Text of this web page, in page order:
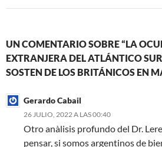
UN COMENTARIO SOBRE “LA
EXTRANJERA DEL ATLÁNTICO
SOSTEN DE LOS BRITÁNICOS EN
Gerardo Cabail
26 JULIO, 2022 A LAS 00:40
Otro anàlisis profundo del Dr.
pensar, si somos argentinos de